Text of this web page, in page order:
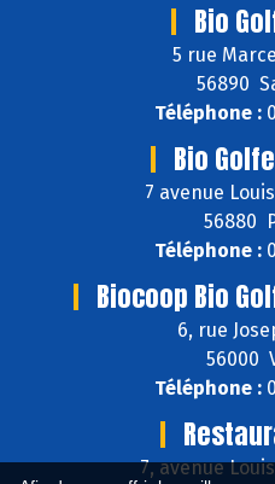
Bio
5 rue
56890
Téléphone :
Bio
7 avenue
56880
Téléphone :
Biocoop Bio
6, rue
56000
Téléphone :
7, avenue